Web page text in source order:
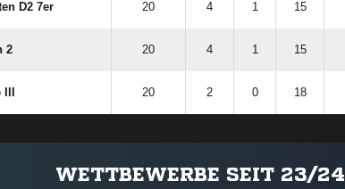
D2 7er 20 4 1 15
2 20 4 1 15
20 2 0 18
WETTBEWERBE SEIT 23/24